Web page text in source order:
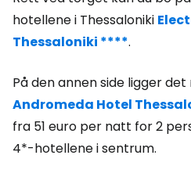
hotellene i Thessaloniki
Thessaloniki ****.
På den annen side ligger
Andromeda Hotel
fra 51 euro per natt for 2
4*-hotellene i sentrum.